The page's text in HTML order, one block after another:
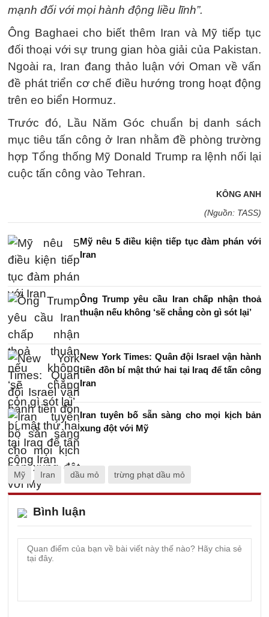
mạnh đối với mọi hành động liều lĩnh”.
Ông Baghaei cho biết thêm Iran và Mỹ tiếp tục
đối thoại với sự trung gian hòa giải của Pakistan.
Ngoài ra, Iran đang thảo luận với Oman về vấn
đề phát triển cơ chế điều hướng trong hoạt động
trên eo biển Hormuz.
Trước đó, Lầu Năm Góc chuẩn bị danh sách
mục tiêu tấn công ở Iran nhằm đề phòng trường
hợp Tổng thống Mỹ Donald Trump ra lệnh nối lại
cuộc tấn công vào Tehran.
KÔNG ANH
(Nguồn: TASS)
Mỹ nêu 5 điều kiện tiếp tục đàm phán với
Iran
Ông Trump yêu cầu Iran chấp nhận thoả
thuận nếu không ‘sẽ chẳng còn gì sót lại’
New York Times: Quân đội Israel vận hành
tiền đồn bí mật thứ hai tại Iraq để tấn công
Iran
Iran tuyên bố sẵn sàng cho mọi kịch bản
xung đột với Mỹ
Mỹ Iran dầu mỏ trừng phạt dầu mỏ
Bình luận